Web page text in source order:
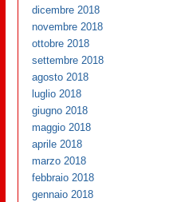
dicembre 2018
novembre 2018
ottobre 2018
settembre 2018
agosto 2018
luglio 2018
giugno 2018
maggio 2018
aprile 2018
marzo 2018
febbraio 2018
gennaio 2018